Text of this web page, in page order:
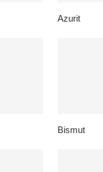
Azurit
Bismut